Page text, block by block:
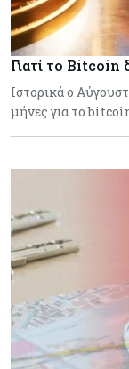
Γιατί το Bitcoin
Ιστορικά ο
μήνες για το